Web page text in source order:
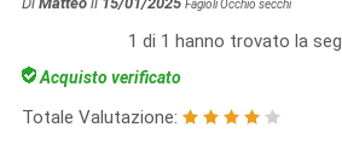
Fagioli Occhio secchi
1 di 1 hanno trovato la
Acquisto verificato
Totale Valutazione: